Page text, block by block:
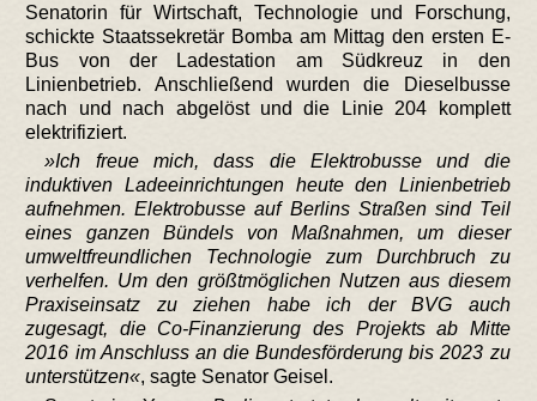
Senatorin für Wirtschaft, Technologie und Forschung,
schickte Staatssekretär Bomba am Mittag den ersten E-
Bus von der Ladestation am Südkreuz in den
Linienbetrieb. Anschließend wurden die Dieselbusse
nach und nach abgelöst und die Linie 204 komplett
elektrifiziert.
Ich freue mich, dass die Elektrobusse und die
induktiven Ladeeinrichtungen heute den Linienbetrieb
aufnehmen. Elektrobusse auf Berlins Straßen sind Teil
eines ganzen Bündels von Maßnahmen, um dieser
umweltfreundlichen Technologie zum Durchbruch zu
verhelfen. Um den größtmöglichen Nutzen aus diesem
Praxiseinsatz zu ziehen habe ich der BVG auch
zugesagt, die Co-Finanzierung des Projekts ab Mitte
2016 im Anschluss an die Bundesförderung bis 2023 zu
unterstützen , sagte Senator Geisel.